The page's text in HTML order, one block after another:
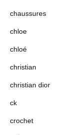
chaussures
chloe
chloé
christian
christian dior
ck
crochet